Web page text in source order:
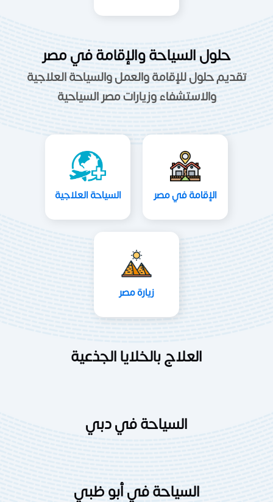
حلول السياحة والإقامة في مصر
تقديم حلول للإقامة والعمل والسياحة العلاجية
والاستشفاء وزيارات مصر السياحية
الإقامة في مصر السياحة العلاجية
زيارة مصر
العلاج بالخلايا الجذعية
السياحة في دبي
السياحة في أبو ظبي